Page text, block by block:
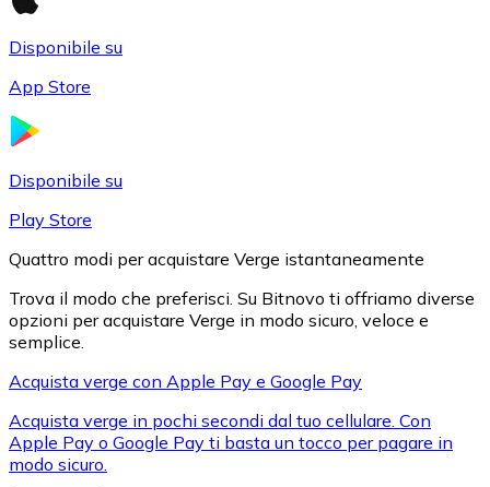
XRP
XRP
Disponibile su
App Store
Disponibile su
Play Store
Quattro modi per acquistare Verge istantaneamente
Trova il modo che preferisci. Su Bitnovo ti offriamo diverse
opzioni per acquistare Verge in modo sicuro, veloce e
semplice.
Acquista verge con Apple Pay e Google Pay
Acquista verge in pochi secondi dal tuo cellulare. Con
Apple Pay o Google Pay ti basta un tocco per pagare in
modo sicuro.